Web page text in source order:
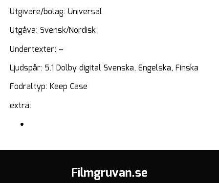
Utgivare/bolag: Universal
Utgåva: Svensk/Nordisk
Undertexter: –
Ljudspår: 5.1 Dolby digital Svenska, Engelska, Finska
Fodraltyp: Keep Case
extra:
Filmgruvan.se